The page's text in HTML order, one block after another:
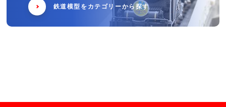
鉄道模型をカテゴリーから探す